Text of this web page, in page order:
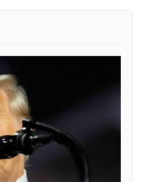
điện tử số 483/GP-BTTTT
Phạm Quốc Thắng,
355 932